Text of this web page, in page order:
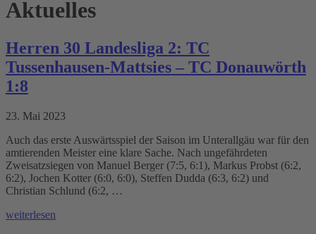
Aktuelles
Herren 30 Landesliga 2: TC
Tussenhausen-Mattsies – TC Donauwörth
1:8
23. Mai 2023
Auch das erste Auswärtsspiel der Saison im Unterallgäu war für den
amtierenden Meister eine klare Sache. Nach ungefährdeten
Zweisatzsiegen von Manuel Berger (7:5, 6:1), Markus Probst (6:2,
6:2), Jochen Kotter (6:0, 6:0), Steffen Dudda (6:3, 6:2) und
Christian Schlund (6:2, …
weiterlesen